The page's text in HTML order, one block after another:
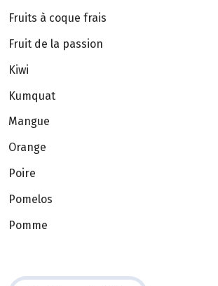
Fruits à coque frais
Fruit de la passion
Kiwi
Kumquat
Mangue
Orange
Poire
Pomelos
Pomme